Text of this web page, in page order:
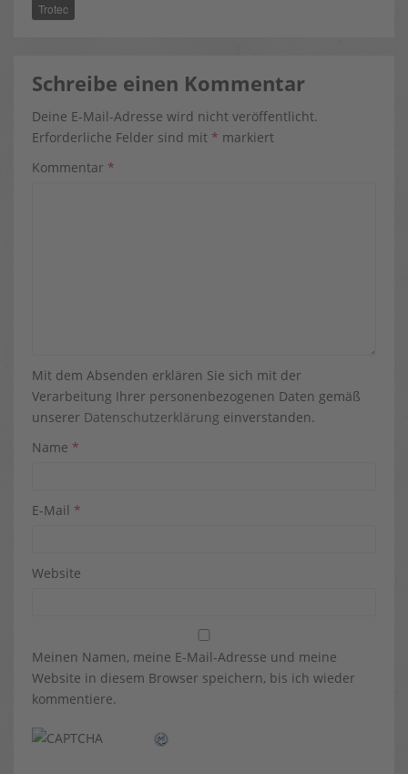
Trotec
Schreibe einen Kommentar
Deine E-Mail-Adresse wird nicht veröffentlicht.
Erforderliche Felder sind mit * markiert
Kommentar *
Mit dem Absenden erklären Sie sich mit der
Verarbeitung Ihrer personenbezogenen Daten gemäß
unserer Datenschutzerklärung einverstanden.
Name *
E-Mail *
Website
Meinen Namen, meine E-Mail-Adresse und meine
Website in diesem Browser speichern, bis ich wieder
kommentiere.